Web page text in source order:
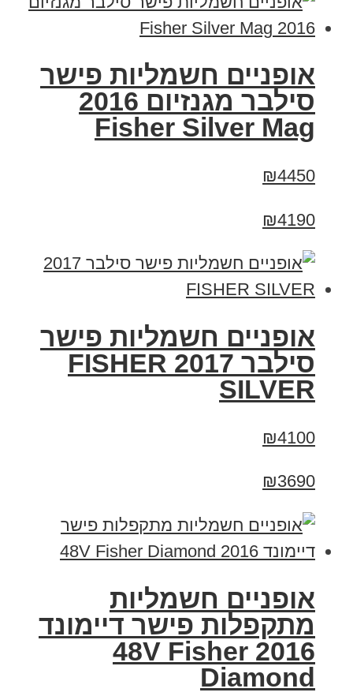
אופניים חשמליות פישר
סילבר מגנזיום 2016
Fisher Silver Mag
₪4450
₪4190
אופניים חשמליות פישר
סילבר 2017 FISHER
SILVER
₪4100
₪3690
אופניים חשמליות
מתקפלות פישר דיימונד
2016 48V Fisher
Diamond